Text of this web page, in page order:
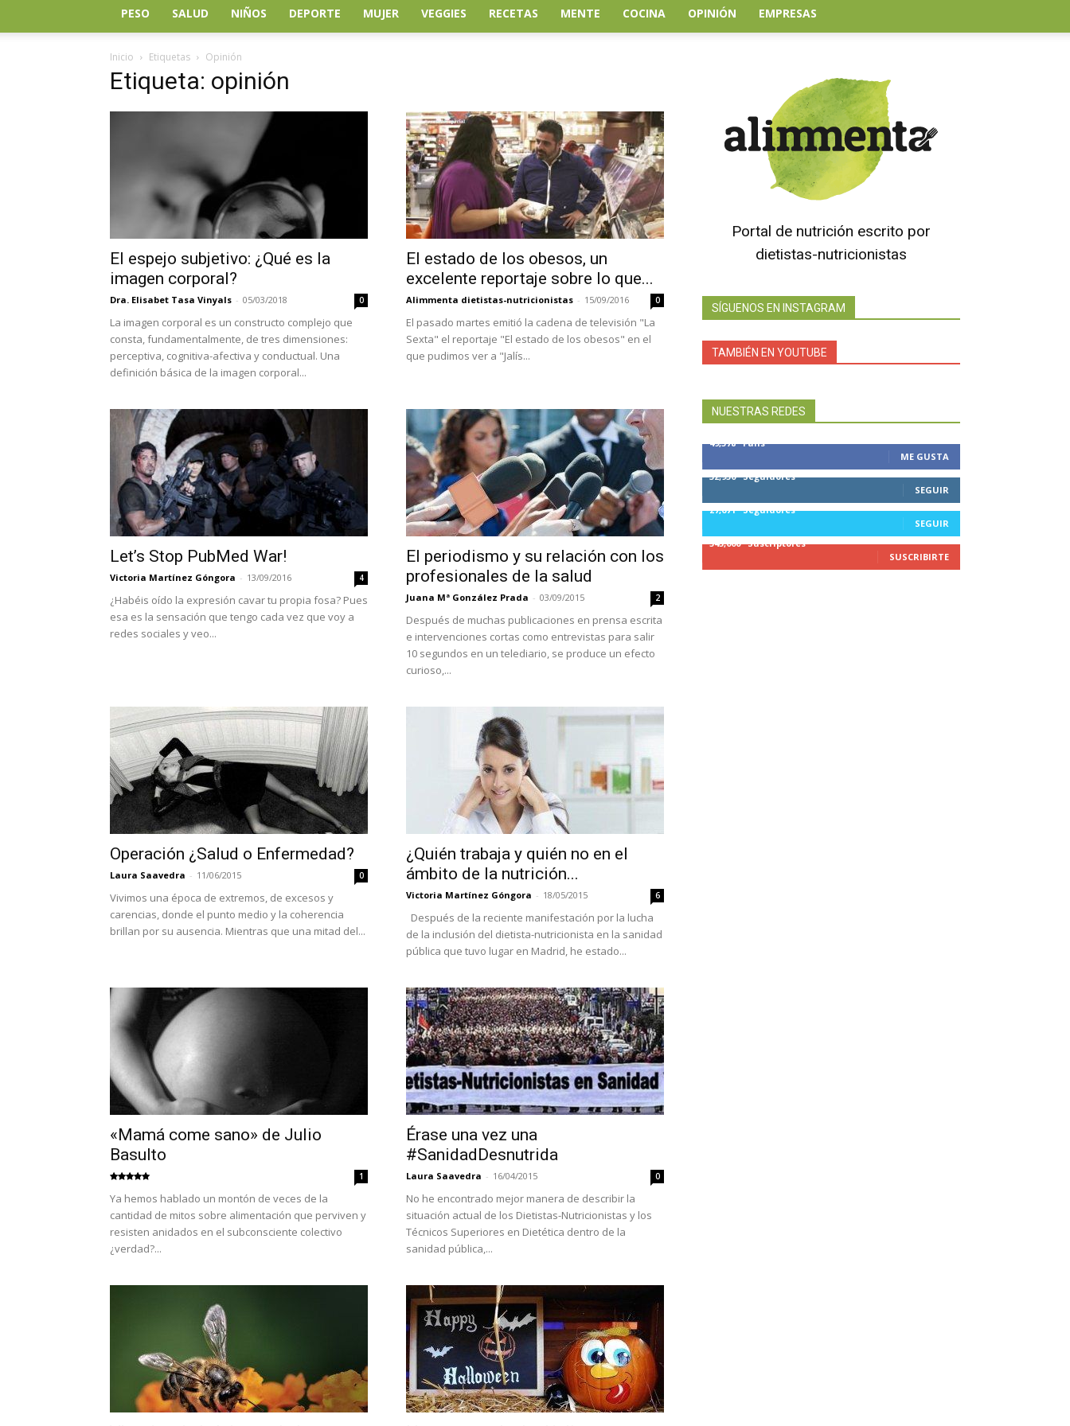
PESO SALUD NIÑOS DEPORTE MUJER VEGGIES RECETAS MENTE COCINA OPINIÓN EMPRESAS
Inicio Etiquetas Opinión
Etiqueta: opinión
El espejo subjetivo: ¿Qué es la
imagen corporal?
Dra. Elisabet Tasa Vinyals - 05/03/2018 0
La imagen corporal es un constructo complejo que
consta, fundamentalmente, de tres dimensiones:
perceptiva, cognitiva-afectiva y conductual. Una
definición básica de la imagen corporal...
El estado de los obesos, un
excelente reportaje sobre lo que...
Alimmenta dietistas-nutricionistas - 15/09/2016 0
El pasado martes emitió la cadena de televisión "La
Sexta" el reportaje "El estado de los obesos" en el
que pudimos ver a "Jalís...
Let’s Stop PubMed War!
Victoria Martínez Góngora - 13/09/2016 4
¿Habéis oído la expresión cavar tu propia fosa? Pues
esa es la sensación que tengo cada vez que voy a
redes sociales y veo...
El periodismo y su relación con los
profesionales de la salud
Juana Mª González Prada - 03/09/2015 2
Después de muchas publicaciones en prensa escrita
e intervenciones cortas como entrevistas para salir
10 segundos en un telediario, se produce un efecto
curioso,...
Operación ¿Salud o Enfermedad?
Laura Saavedra - 11/06/2015 0
Vivimos una época de extremos, de excesos y
carencias, donde el punto medio y la coherencia
brillan por su ausencia. Mientras que una mitad del...
¿Quién trabaja y quién no en el
ámbito de la nutrición...
Victoria Martínez Góngora - 18/05/2015 6
Después de la reciente manifestación por la lucha
de la inclusión del dietista-nutricionista en la sanidad
pública que tuvo lugar en Madrid, he estado...
«Mamá come sano» de Julio
Basulto
1
Ya hemos hablado un montón de veces de la
cantidad de mitos sobre alimentación que perviven y
resisten anidados en el subconsciente colectivo
¿verdad?...
Érase una vez una
#SanidadDesnutrida
Laura Saavedra - 16/04/2015 0
No he encontrado mejor manera de describir la
situación actual de los Dietistas-Nutricionistas y los
Técnicos Superiores en Dietética dentro de la
sanidad pública,...
Portal de nutrición escrito por
dietistas-nutricionistas
SÍGUENOS EN INSTAGRAM
TAMBIÉN EN YOUTUBE
NUESTRAS REDES
49,578 Fans
ME GUSTA
32,950 Seguidores
SEGUIR
27,671 Seguidores
SEGUIR
545,000 Suscriptores
SUSCRIBIRTE